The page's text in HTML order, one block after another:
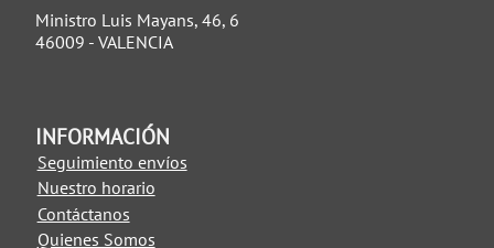
Ministro Luis Mayans, 46, 6
46009 - VALENCIA
INFORMACIÓN
Seguimiento envíos
Nuestro horario
Contáctanos
Quienes Somos